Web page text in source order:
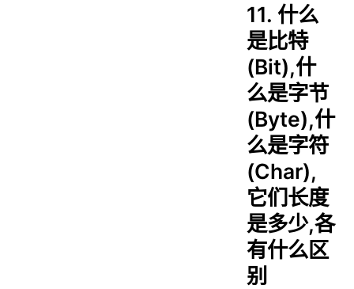
11. 什么
是比特
(Bit),什
么是字节
(Byte),什
么是字符
(Char),
它们长度
是多少,各
有什么区
别